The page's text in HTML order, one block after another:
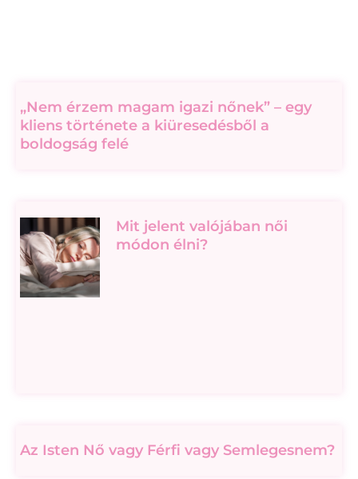
„Nem érzem magam igazi nőnek” – egy
kliens története a kiüresedésből a
boldogság felé
Mit jelent valójában női
módon élni?
Az Isten Nő vagy Férfi vagy Semlegesnem?